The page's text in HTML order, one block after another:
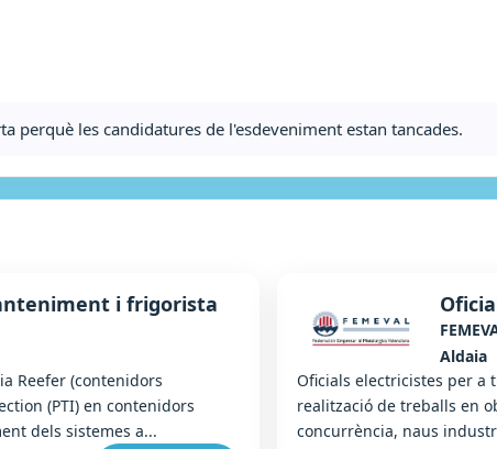
perquè les candidatures de l'esdeveniment estan tancades.
i frigorista
Reefer (contenidors
(PTI) en contenidors
dels sistemes a...
Aldaia
Oficials electricistes per a
realització de treballs en
concurrència, naus